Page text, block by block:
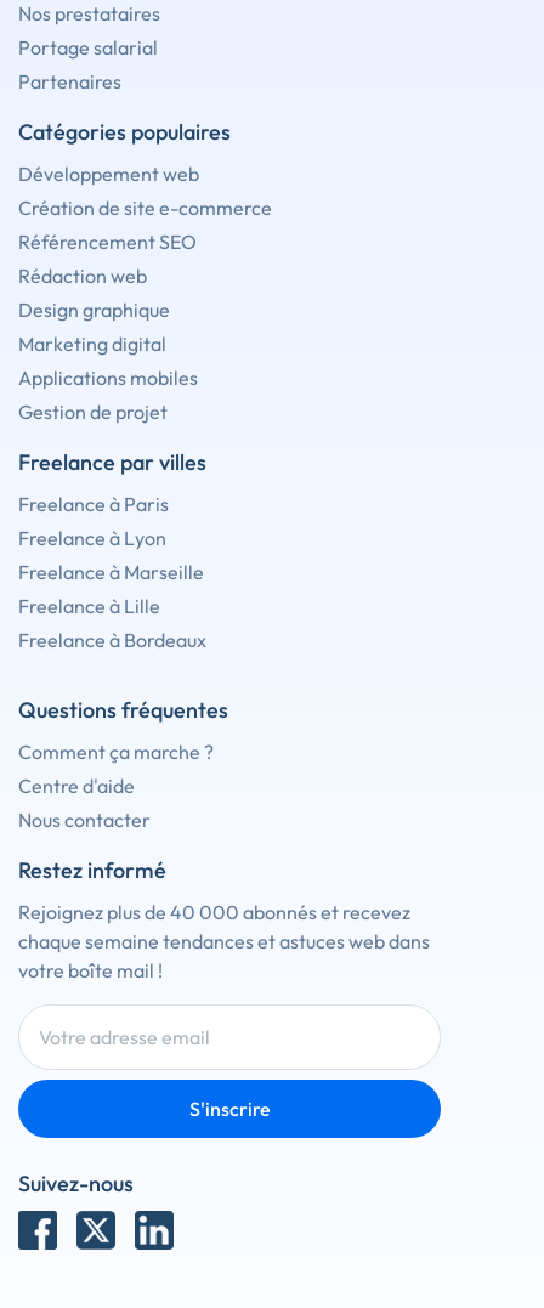
Nos prestataires
Portage salarial
Partenaires
Catégories populaires
Développement web
Création de site e-commerce
Référencement SEO
Rédaction web
Design graphique
Marketing digital
Applications mobiles
Gestion de projet
Freelance par villes
Freelance à Paris
Freelance à Lyon
Freelance à Marseille
Freelance à Lille
Freelance à Bordeaux
Questions fréquentes
Comment ça marche ?
Centre d'aide
Nous contacter
Restez informé
Rejoignez plus de 40 000 abonnés et recevez
chaque semaine tendances et astuces web dans
votre boîte mail !
S'inscrire
Suivez-nous